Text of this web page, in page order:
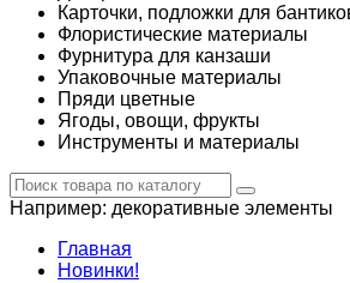
Карточки, подложки для
Флористические материалы
Фурнитура для канзаши
Упаковочные материалы
Пряди цветные
Ягоды, овощи, фрукты
Инструменты и материалы
Например: декоративные элементы
Главная
Новинки!